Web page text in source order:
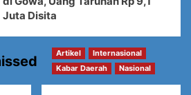
Juta Disita
Artikel
Internasional
Kabar Daerah
Nasional